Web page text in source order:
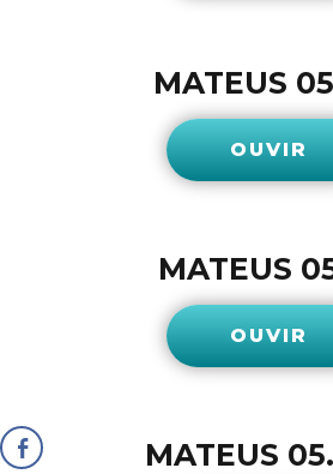
MATEUS
OUVIR
MATEUS
OUVIR
MATEUS